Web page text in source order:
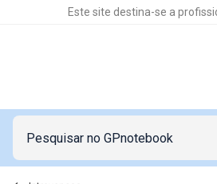
Este site destina-se a